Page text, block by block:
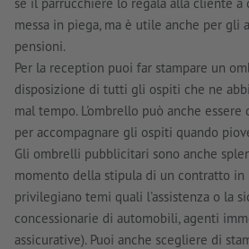
messa in piega, ma è utile anche per gli
pensioni.
Per la reception puoi far stampare un
disposizione di tutti gli ospiti che ne
mal tempo. L'ombrello può anche
per accompagnare gli ospiti quando
Gli ombrelli pubblicitari sono anche
momento della stipula di un contratto
privilegiano temi quali l'assistenza o la
concessionarie di automobili, agenti
assicurative). Puoi anche scegliere di